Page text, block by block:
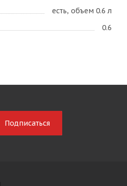
есть, объем 0.6 л
0.6